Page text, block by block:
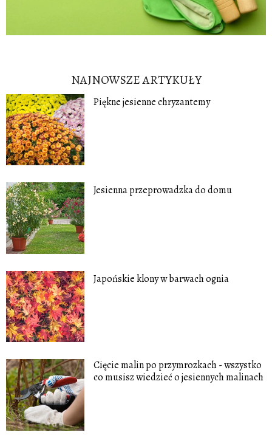
NAJNOWSZE ARTYKUŁY
Piękne jesienne chryzantemy
Jesienna przeprowadzka do domu
Japońskie klony w barwach ognia
Cięcie malin po przymrozkach - wszystko
co musisz wiedzieć o jesiennych malinach